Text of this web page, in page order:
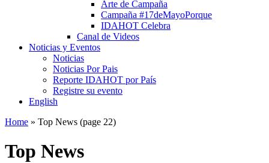
Arte de Campaña
Campaña #17deMayoPorque
IDAHOT Celebra
Canal de Videos
Noticias y Eventos
Noticias
Noticias Por Pais
Reporte IDAHOT por País
Registre su evento
English
Home » Top News (page 22)
Top News